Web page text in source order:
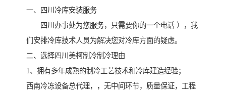
一、四川冷库安装服务
四川办事处为您服务，只需要你的一个电话 ），我
们安排冷库技术人员为解决您对冷库方面的疑虑。
二、选择四川美柯制冷制冷理由
1、拥有多年成熟的制冷工艺技术和冷库建造经验；
西南冷冻设备总代理，，无中间环节，质量保证，工程